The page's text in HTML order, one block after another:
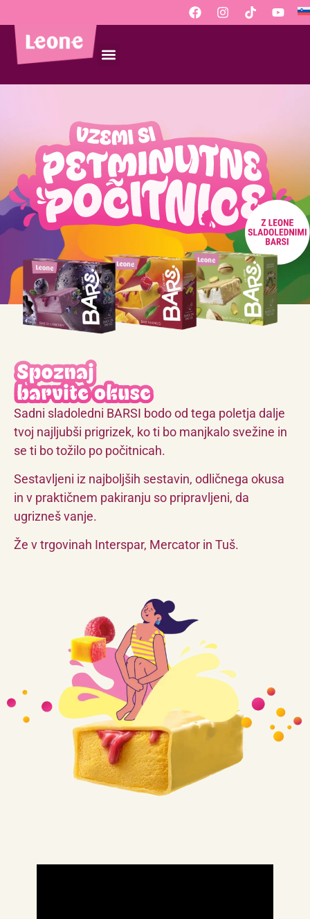
Sadni sladoledni BARSI bodo od tega poletja dalje
tvoj najljubši prigrizek, ko ti bo manjkalo svežine in
se ti bo tožilo po počitnicah.
Sestavljeni iz najboljših sestavin, odličnega okusa
in v praktičnem pakiranju so pripravljeni, da
ugrizneš vanje.
Že v trgovinah Interspar, Mercator in Tuš.